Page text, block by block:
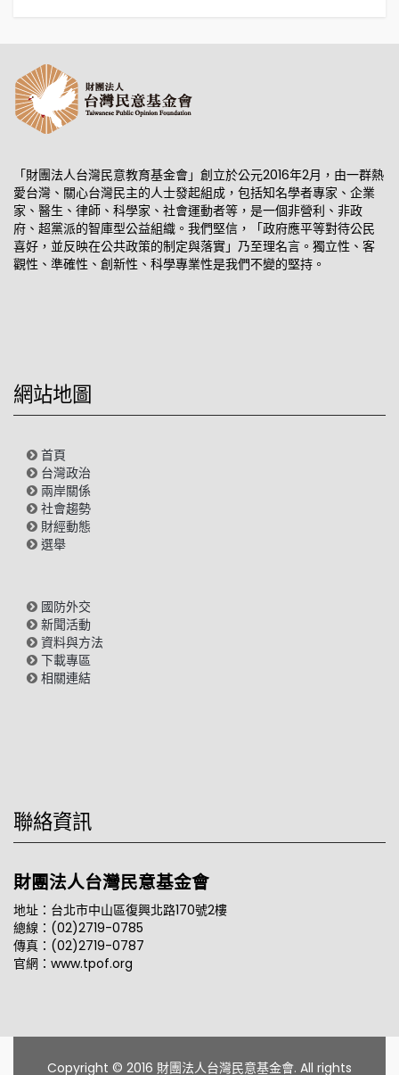
「財團法人台灣民意教育基金會」創立於公元2016年2月，由一群熱
愛台灣、關心台灣民主的人士發起組成，包括知名學者專家、企業
家、醫生、律師、科學家、社會運動者等，是一個非營利、非政
府、超黨派的智庫型公益組織。我們堅信，「政府應平等對待公民
喜好，並反映在公共政策的制定與落實」乃至理名言。獨立性、客
觀性、準確性、創新性、科學專業性是我們不變的堅持。
網站地圖
首頁
台灣政治
兩岸關係
社會趨勢
財經動態
選舉
國防外交
新聞活動
資料與方法
下載專區
相關連結
聯絡資訊
財團法人台灣民意基金會
地址：台北市中山區復興北路170號2樓
總線：(02)2719-0785
傳真：(02)2719-0787
官網：www.tpof.org
Copyright © 2016 財團法人台灣民意基金會. All rights